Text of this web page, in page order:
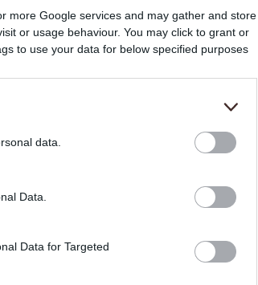
more Google services and may gather and store
or usage behaviour. You may click to grant or
to use your data for below specified purposes
data.
Data.
Data for Targeted
magvakkal (hozzávalók 2
salátalevelek is)
(